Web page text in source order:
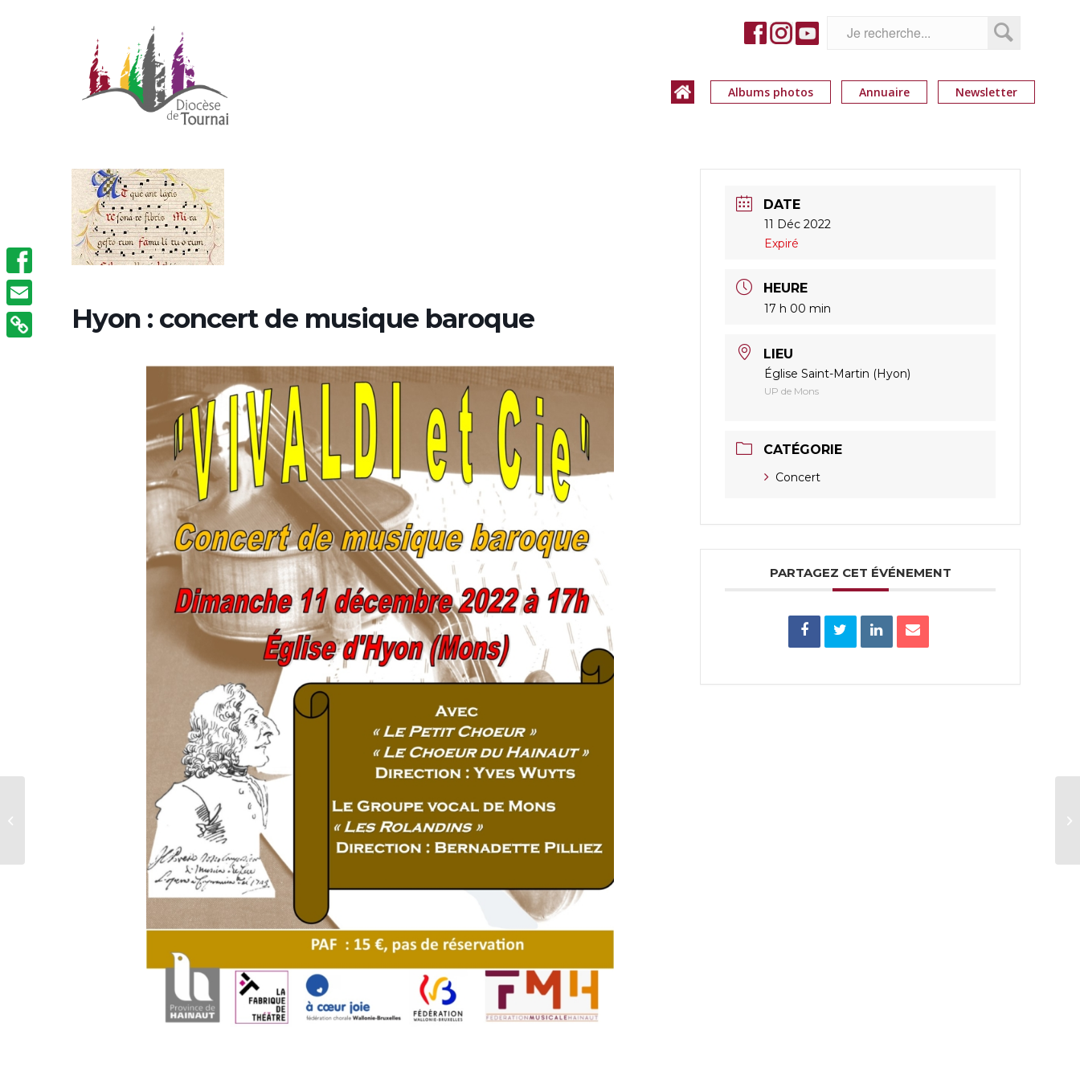
Albums photos Annuaire Newsletter
Hyon : concert de musique baroque
DATE
11 Déc 2022
Expiré
HEURE
17 h 00 min
LIEU
Église Saint-Martin (Hyon)
UP de Mons
CATÉGORIE
Concert
PARTAGEZ CET ÉVÉNEMENT
Facebook
Email